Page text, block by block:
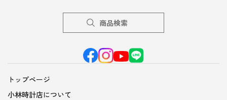
商品検索
トップページ
小林時計店について